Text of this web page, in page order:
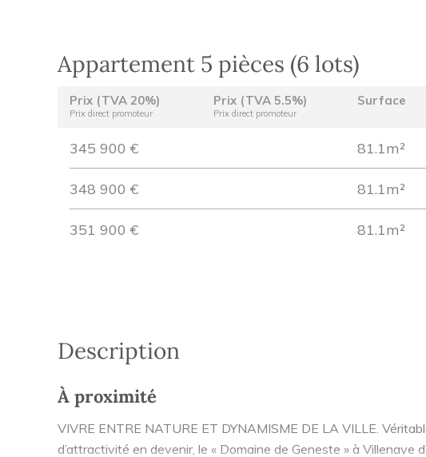
Appartement 5 pièces (6 lots)
Prix (TVA 20%)
Prix direct promoteur
Prix (TVA 5.5%)
Prix direct promoteur
Surface
345 900 € 81.1m²
348 900 € 81.1m²
351 900 € 81.1m²
Description
À proximité
VIVRE ENTRE NATURE ET DYNAMISME DE LA VILLE.
d’attractivité en devenir, le « Domaine de Geneste » à Villenave